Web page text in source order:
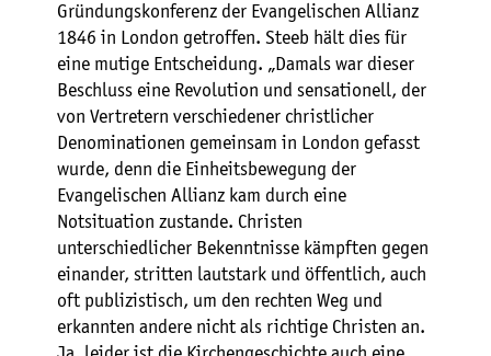
Gründungskonferenz der Evangelischen Allianz
1846 in London getroffen. Steeb hält dies für
eine mutige Entscheidung. „Damals war dieser
Beschluss eine Revolution und sensationell, der
von Vertretern verschiedener christlicher
Denominationen gemeinsam in London gefasst
wurde, denn die Einheitsbewegung der
Evangelischen Allianz kam durch eine
Notsituation zustande. Christen
unterschiedlicher Bekenntnisse kämpften gegen
einander, stritten lautstark und öffentlich, auch
oft publizistisch, um den rechten Weg und
erkannten andere nicht als richtige Christen an.